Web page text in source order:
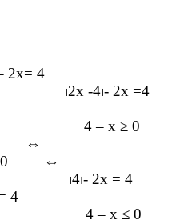
= 4
4
4 ⏐2х -4⏐- 2х =4
– х ≥ 0
⇔
0
⇔
4 ⏐4⏐- 2х = 4
4
– х ≤0